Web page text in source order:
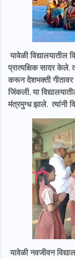
यावेळी विद्यालयातील
प्रात्यक्षिक सादर केले.
करून देशभक्ती
जिंकली. या
मंत्रमुग्ध झाले. त्यांनी
यावेळी नवजीवन